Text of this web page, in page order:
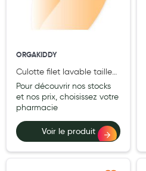
Laits infantiles
Biberons et tétines
Toilette du bébé
Accessoires bébé
Alimentation
Soins enfant
Soins maman
ORGAKIDDY
Culotte filet lavable taille
Unique Pochette de 5
Pour découvrir nos stocks
et nos prix, choisissez votre
pharmacie
Voir le produit